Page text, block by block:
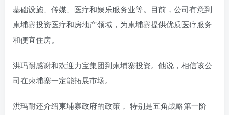
基础设施、传媒、医疗和娱乐服务业等。目前，公司有意到
柬埔寨投资医疗和房地产领域，为柬埔寨提供优质医疗服务
和便宜住房。
洪玛耐感谢和欢迎力宝集团到柬埔寨投资。他说，相信该公
司在柬埔寨一定能拓展市场。
洪玛耐还介绍柬埔寨政府的政策， 特别是五角战略第一阶